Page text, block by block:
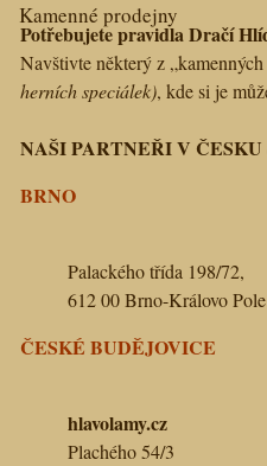
Kamenné prodejny
Potřebujete pravidla Dračí
Navštivte některý z
herních speciálek), kde si je
NAŠI PARTNEŘI V ČESKU
BRNO
Palackého třída 198/72,
612 00 Brno-Královo Pole
ČESKÉ BUDĚJOVICE
hlavolamy.cz
Plachého 54/3